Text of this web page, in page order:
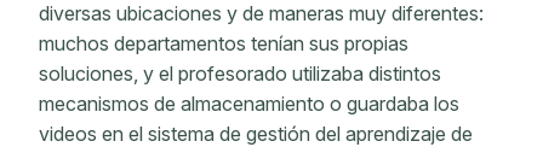
diversas ubicaciones y de maneras muy diferentes:
muchos departamentos tenían sus propias
soluciones, y el profesorado utilizaba distintos
mecanismos de almacenamiento o guardaba los
videos en el sistema de gestión del aprendizaje de